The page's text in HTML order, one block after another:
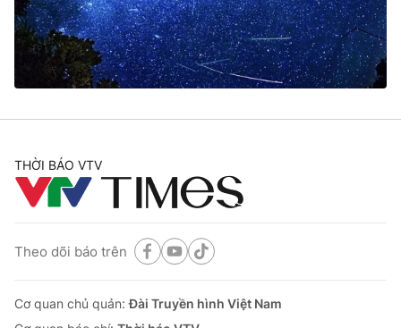
Sản phẩm
Thị trường
Tư vấn
Lịch phát sóng
Chuyên mục khác
Photo Infographic
Video Shorts video
VTV Money VTV Thể thao
THỜI BÁO VTV
Theo dõi báo trên
Cơ quan chủ quản:Đài Truyền hình Việt Nam